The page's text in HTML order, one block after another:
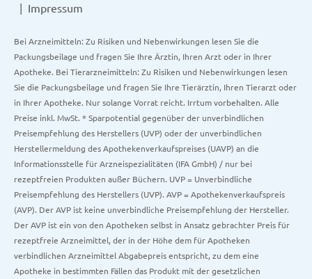
Impressum
Bei Arzneimitteln: Zu Risiken und Nebenwirkungen lesen Sie die
Packungsbeilage und fragen Sie Ihre Ärztin, Ihren Arzt oder in Ihrer
Apotheke. Bei Tierarzneimitteln: Zu Risiken und Nebenwirkungen lesen
Sie die Packungsbeilage und fragen Sie Ihre Tierärztin, Ihren Tierarzt oder
in Ihrer Apotheke. Nur solange Vorrat reicht. Irrtum vorbehalten. Alle
Preise inkl. MwSt. * Sparpotential gegenüber der unverbindlichen
Preisempfehlung des Herstellers (UVP) oder der unverbindlichen
Herstellermeldung des Apothekenverkaufspreises (UAVP) an die
Informationsstelle für Arzneispezialitäten (IFA GmbH) / nur bei
rezeptfreien Produkten außer Büchern. UVP = Unverbindliche
Preisempfehlung des Herstellers (UVP). AVP = Apothekenverkaufspreis
(AVP). Der AVP ist keine unverbindliche Preisempfehlung der Hersteller.
Der AVP ist ein von den Apotheken selbst in Ansatz gebrachter Preis für
rezeptfreie Arzneimittel, der in der Höhe dem für Apotheken
verbindlichen Arzneimittel Abgabepreis entspricht, zu dem eine
Apotheke in bestimmten Fällen das Produkt mit der gesetzlichen